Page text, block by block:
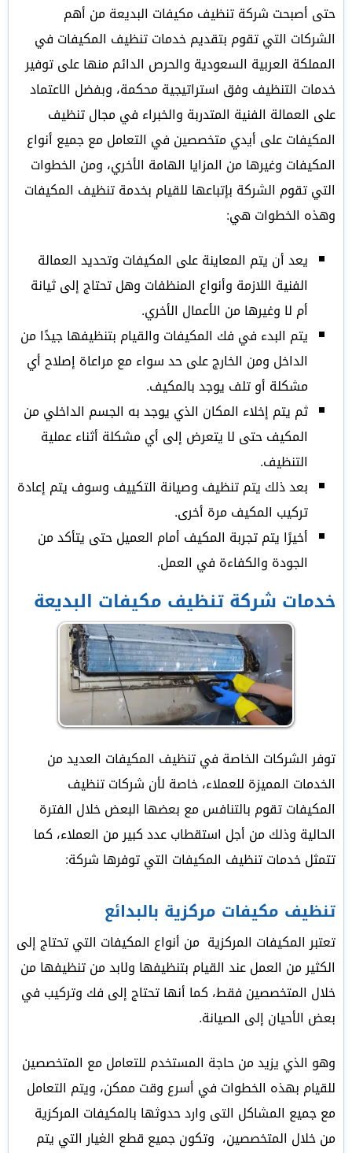
حتى أصبحت شركة تنظيف مكيفات البديعة من أهم
الشركات التي تقوم بتقديم خدمات تنظيف المكيفات في
المملكة العربية السعودية والحرص الدائم منها على توفير
خدمات التنظيف وفق استراتيجية محكمة، وبفضل الاعتماد
على العمالة الفنية المتدربة والخبراء في مجال تنظيف
المكيفات على أيدي متخصصين في التعامل مع جميع أنواع
المكيفات وغيرها من المزايا الهامة الأخري، ومن الخطوات
التي تقوم الشركة بإتباعها للقيام بخدمة تنظيف المكيفات
وهذه الخطوات هي:
يعد أن يتم المعاينة على المكيفات وتحديد العمالة
الفنية اللازمة وأنواع المنظفات وهل تحتاج إلى ثيانة
أم لا وغيرها من الأعمال الأخري.
يتم البدء في فك المكيفات والقيام بتنظيفها جيدًا من
الداخل ومن الخارج على حد سواء مع مراعاة إصلاح أي
مشكلة أو تلف يوجد بالمكيف.
ثم يتم إخلاء المكان الذي يوجد به الجسم الداخلي من
المكيف حتى لا يتعرض إلى أي مشكلة أثناء عملية
التنظيف.
بعد ذلك يتم تنظيف وصيانة التكييف وسوف يتم إعادة
تركيب المكيف مرة أخرى.
أخيرًا يتم تجربة المكيف أمام العميل حتى يتأكد من
الجودة والكفاءة في العمل.
خدمات شركة تنظيف مكيفات البديعة
توفر الشركات الخاصة في تنظيف المكيفات العديد من
الخدمات المميزة للعملاء، خاصة لأن شركات تنظيف
المكيفات تقوم بالتنافس مع بعضها البعض خلال الفترة
الحالية وذلك من أجل استقطاب عدد كبير من العملاء، كما
تتمثل خدمات تنظيف المكيفات التي توفرها شركة:
تنظيف مكيفات مركزية بالبدائع
تعتبر المكيفات المركزية من أنواع المكيفات التي تحتاج إلى
الكثير من العمل عند القيام بتنظيفها ولابد من تنظيفها من
خلال المتخصصين فقط، كما أنها تحتاج إلى فك وتركيب في
بعض الأحيان إلى الصيانة.
وهو الذي يزيد من حاجة المستخدم للتعامل مع المتخصصين
للقيام بهذه الخطوات في أسرع وقت ممكن، ويتم التعامل
مع جميع المشاكل التى وارد حدوثها بالمكيفات المركزية
من خلال المتخصصين، وتكون جميع قطع الغيار التي يتم